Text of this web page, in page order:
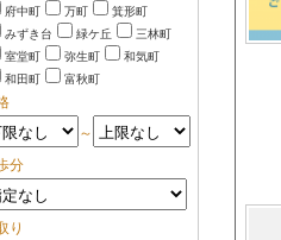
府中町
万町
箕形町
みずき台
緑ケ丘
三林町
室堂町
弥生町
和気町
和田町
富秋町
～
分
り